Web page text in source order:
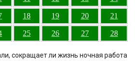
18 19 20 21
25 26 27 28
сокращает ли жизнь ночная работа